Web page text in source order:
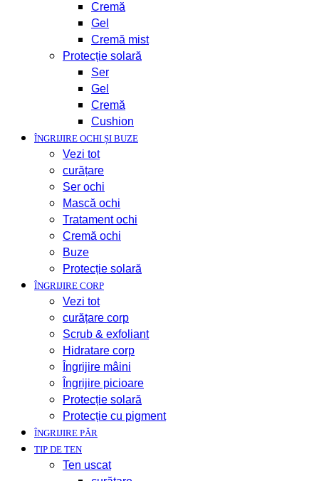
Cremă
Gel
Cremă mist
Protecție solară
Ser
Gel
Cremă
Cushion
ÎNGRIJIRE OCHI ȘI BUZE
Vezi tot
curățare
Ser ochi
Mască ochi
Tratament ochi
Cremă ochi
Buze
Protecție solară
ÎNGRIJIRE CORP
Vezi tot
curățare corp
Scrub & exfoliant
Hidratare corp
Îngrijire mâini
Îngrijire picioare
Protecție solară
Protecție cu pigment
ÎNGRIJIRE PĂR
TIP DE TEN
Ten uscat